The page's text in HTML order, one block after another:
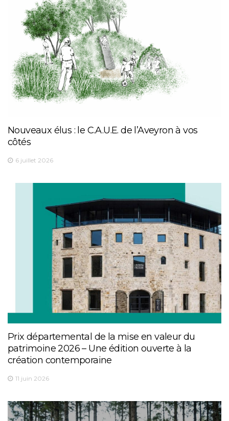
Nouveaux élus : le C.A.U.E. de l’Aveyron à vos
côtés
6 juillet 2026
Prix départemental de la mise en valeur du
patrimoine 2026 – Une édition ouverte à la
création contemporaine
11 juin 2026